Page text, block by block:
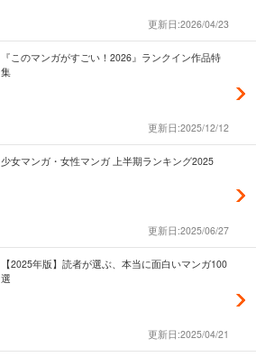
更新日:2026/04/23
『このマンガがすごい！2026』ランクイン作品特
集
更新日:2025/12/12
少女マンガ・女性マンガ 上半期ランキング2025
更新日:2025/06/27
【2025年版】読者が選ぶ、本当に面白いマンガ100
選
更新日:2025/04/21